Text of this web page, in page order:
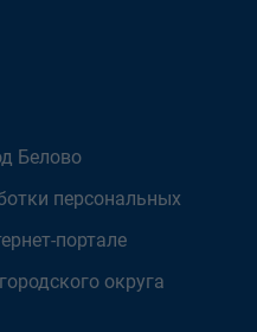
Белово
персональных
портале
округа